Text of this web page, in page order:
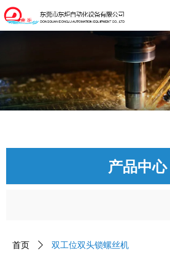
产品中心
首页 ꄲ 双工位双头锁螺丝机